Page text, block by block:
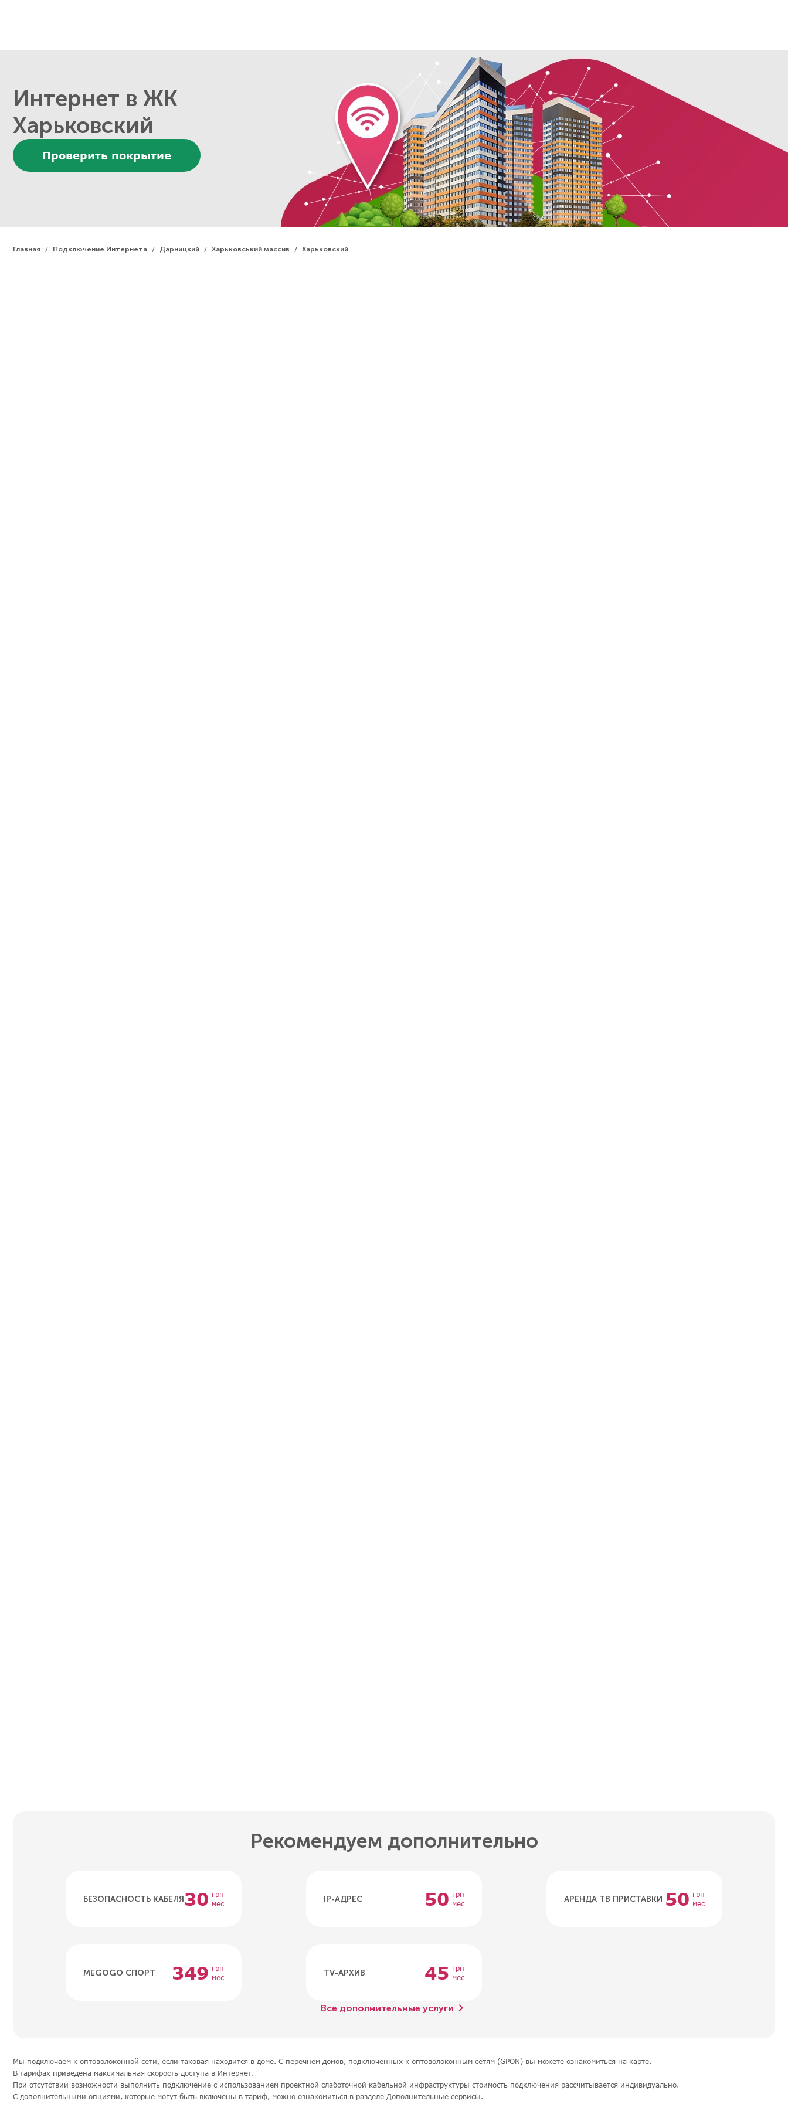
Интернет в ЖК
Харьковский
Проверить покрытие
Главная / Подключение Интернета / Дарницкий / Харьковський массив / Харьковский
Рекомендуем дополнительно
БЕЗОПАСНОСТЬ КАБЕЛЯ30 грн
мес
IP-АДРЕС 50 грн
мес
АРЕНДА ТВ ПРИСТАВКИ 50 грн
мес
MEGOGO СПОРТ 349 грн
мес
TV-АРХИВ 45 грн
мес
Все дополнительные услуги chevron_right
Мы подключаем к оптоволоконной сети, если таковая находится в доме. С перечнем домов, подключенных к оптоволоконным сетям (GPON) вы можете ознакомиться на карте.
В тарифах приведена максимальная скорость доступа в Интернет.
При отсутствии возможности выполнить подключение с использованием проектной слаботочной кабельной инфраструктуры стоимость подключения рассчитывается индивидуально.
С дополнительными опциями, которые могут быть включены в тариф, можно ознакомиться в разделе Дополнительные сервисы.